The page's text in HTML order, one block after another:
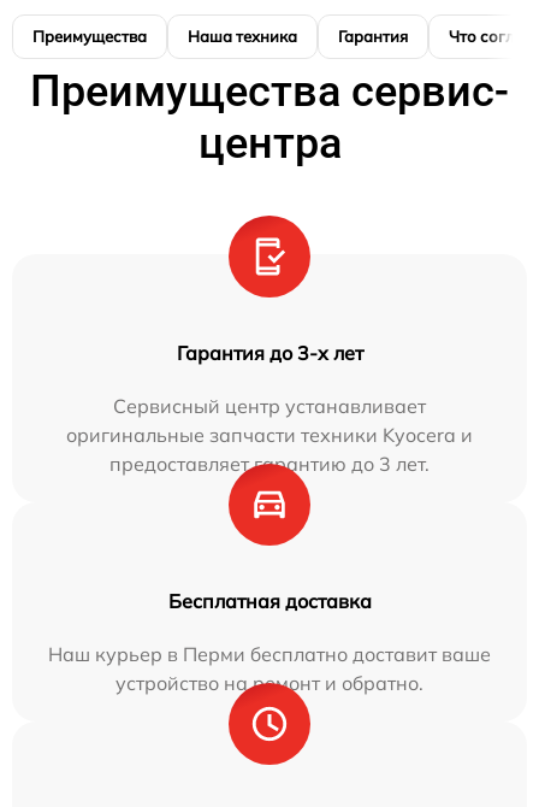
Преимущества Наша техника Гарантия Что
Преимущества сервис-
центра
Гарантия до 3-х лет
Сервисный центр устанавливает
оригинальные запчасти техники Kyocera и
предоставляет гарантию до 3 лет.
Бесплатная доставка
Наш курьер в Перми бесплатно доставит ваше
устройство на ремонт и обратно.